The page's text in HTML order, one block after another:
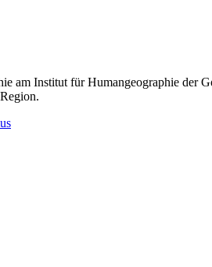
am Institut für Humangeographie der